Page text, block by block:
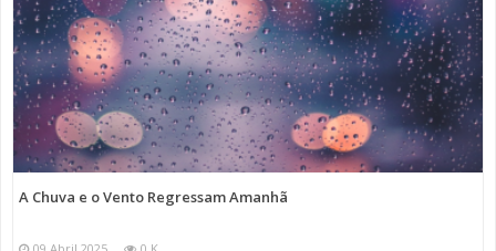
A Chuva e o Vento Regressam Amanhã